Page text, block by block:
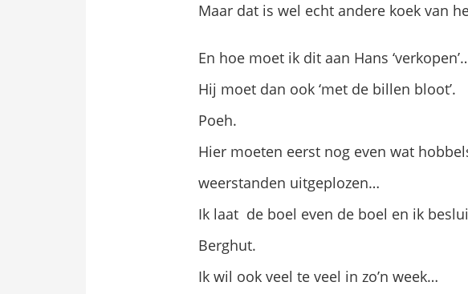
Maar dat is wel echt andere koek van
En hoe moet ik dit aan Hans
Hij moet dan ook ‘met de billen bloot’.
Poeh.
Hier moeten eerst nog even wat
weerstanden uitgeplozen…
Ik laat de boel even de boel en ik
Berghut.
Ik wil ook veel te veel in zo’n week…